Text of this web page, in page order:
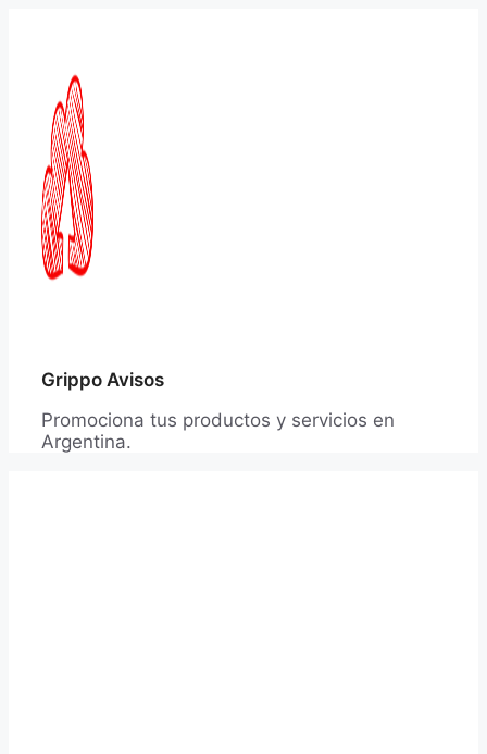
Grippo Avisos
Promociona tus productos y servicios en
Argentina.